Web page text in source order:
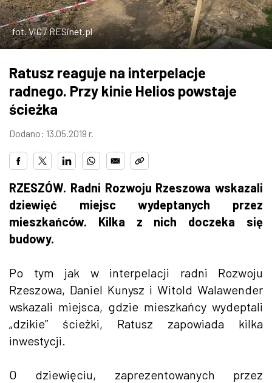
ZDJĘCIA
W RZESZOWIE
fot. ViC / RESinet.pl
Ratusz reaguje na interpelacje
radnego. Przy kinie Helios powstaje
ścieżka
Dodano: 13.05.2019 r.
RZESZÓW. Radni Rozwoju Rzeszowa wskazali
dziewięć miejsc wydeptanych przez
mieszkańców. Kilka z nich doczeka się
budowy.
Po tym jak w interpelacji radni Rozwoju
Rzeszowa, Daniel Kunysz i Witold Walawender
wskazali miejsca, gdzie mieszkańcy wydeptali
„dzikie” ścieżki, Ratusz zapowiada kilka
inwestycji.
O dziewięciu, zaprezentowanych przez